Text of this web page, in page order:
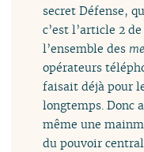
secret Défense,
c’est l’article 2
l’ensemble des
opérateurs
faisait déjà pour
longtemps. Donc
même une
du pouvoir